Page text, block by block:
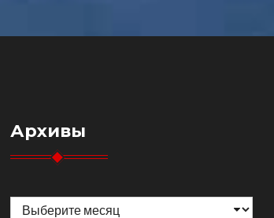
Архивы